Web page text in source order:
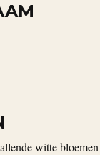
witte bloemen